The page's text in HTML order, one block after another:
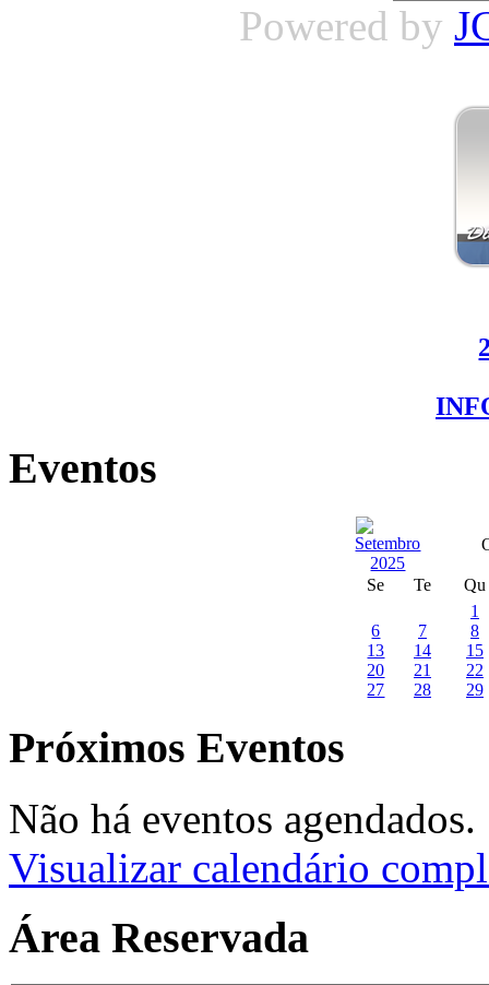
Powered by
Eventos
Se Te
Qu
1
6
7
8
13
14
15
20
21
22
27
28 29
Próximos Eventos
Não há eventos agendados.
Visualizar calendário
Área Reservada